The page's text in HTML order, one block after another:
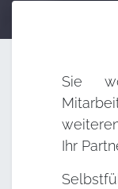
Sie
Ihr